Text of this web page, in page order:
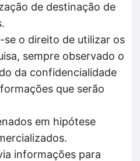
de destinação de
se o direito de utilizar os
sempre observado o
da confidencialidade
que serão
em hipótese
informações para